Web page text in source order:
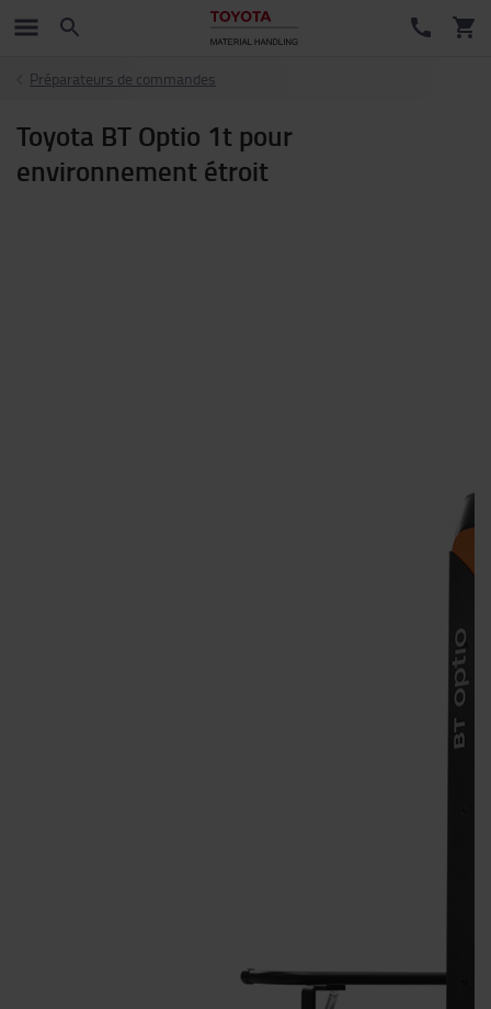
Préparateurs de commandes
Toyota BT Optio 1t pour
environnement étroit